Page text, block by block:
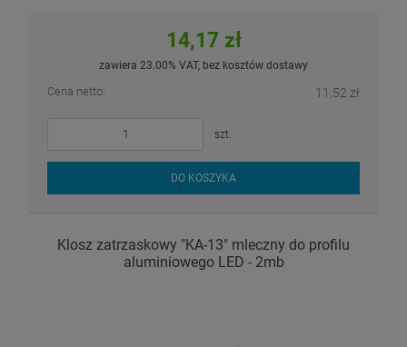
14,17 zł
zawiera 23.00% VAT, bez kosztów dostawy
Cena netto: 11,52 zł
szt.
DO KOSZYKA
Klosz zatrzaskowy "KA-13" mleczny do profilu
aluminiowego LED - 2mb